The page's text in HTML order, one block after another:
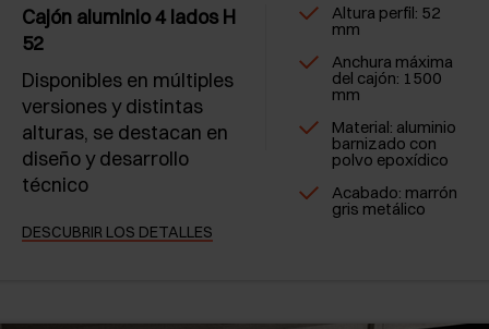
Cajón aluminio 4 lados H
52
Disponibles en múltiples
versiones y distintas
alturas, se destacan en
diseño y desarrollo
técnico
DESCUBRIR LOS DETALLES
Altura perfil: 52
mm
Anchura máxima
del cajón: 1500
mm
Material: aluminio
barnizado con
polvo epoxídico
Acabado: marrón
gris metálico